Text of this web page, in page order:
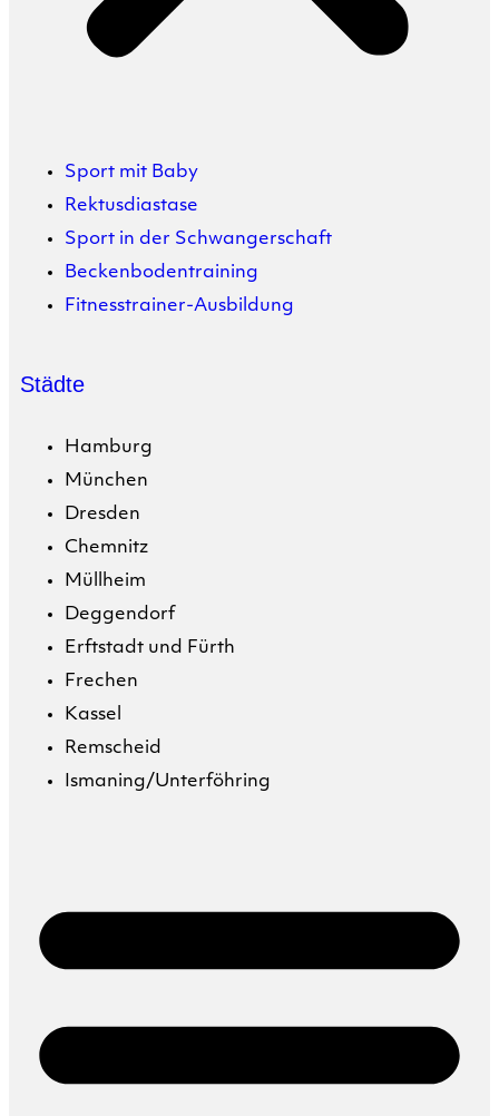
Sport mit Baby
Rektusdiastase
Sport in der Schwangerschaft
Beckenbodentraining
Fitnesstrainer-Ausbildung
Städte
Hamburg
München
Dresden
Chemnitz
Müllheim
Deggendorf
Erftstadt und Fürth
Frechen
Kassel
Remscheid
Ismaning/Unterföhring